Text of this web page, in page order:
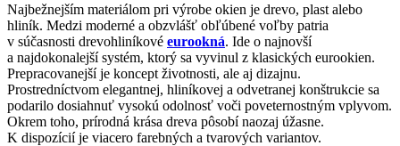
Najbežnejším materiálom pri výrobe okien je drevo, plast alebo
hliník. Medzi moderné a obzvlášť obľúbené voľby patria
v súčasnosti drevohliníkové eurookná. Ide o najnovší
a najdokonalejší systém, ktorý sa vyvinul z klasických eurookien.
Prepracovanejší je koncept životnosti, ale aj dizajnu.
Prostredníctvom elegantnej, hliníkovej a odvetranej konštrukcie sa
podarilo dosiahnuť vysokú odolnosť voči poveternostným vplyvom.
Okrem toho, prírodná krása dreva pôsobí naozaj úžasne.
K dispozícií je viacero farebných a tvarových variantov.